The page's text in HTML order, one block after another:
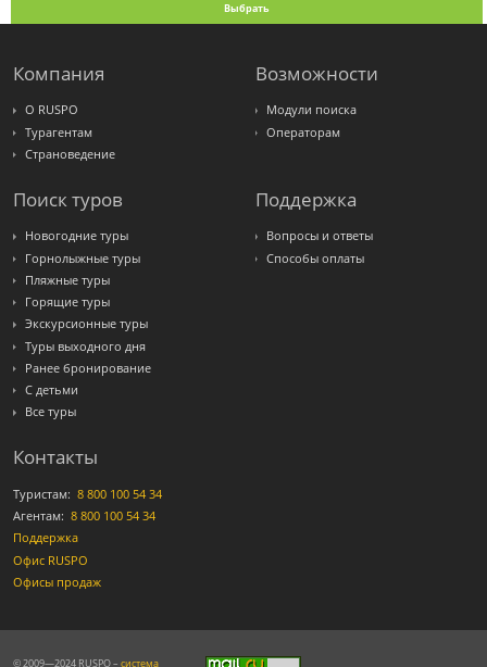
Выбрать
Компания
О RUSPO
Турагентам
Страноведение
Возможности
Модули поиска
Операторам
Поиск туров
Новогодние туры
Горнолыжные туры
Пляжные туры
Горящие туры
Экскурсионные туры
Туры выходного дня
Ранее бронирование
С детьми
Все туры
Поддержка
Вопросы и ответы
Способы оплаты
Контакты
Туристам: 8 800 100 54 34
Агентам: 8 800 100 54 34
Поддержка
Офис RUSPO
Офисы продаж
© 2009—2024 RUSPO – система